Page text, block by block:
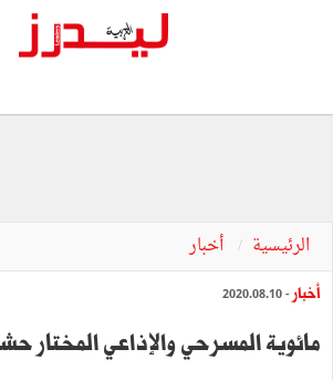
الرئيسية أخبار
أخبار - 2020.08.10
مائوية المسرحي والإذاعي المختار